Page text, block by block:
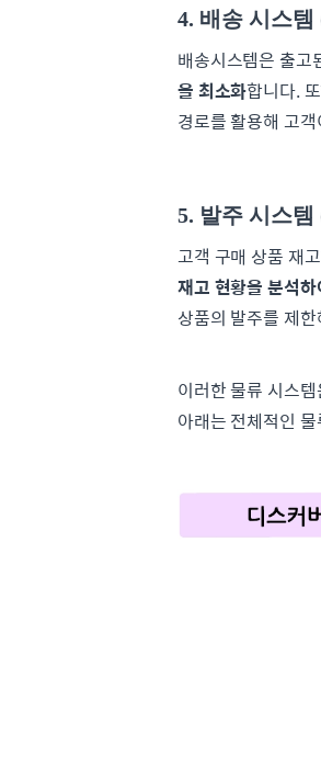
4. 배송 시스템
배송시스템은 출고
을 최소화합니다.
경로를 활용해 고
5. 발주 시스
고객 구매 상품 재
재고 현황을 분석
상품의 발주를 제
이러한 물류 시스
아래는 전체적인